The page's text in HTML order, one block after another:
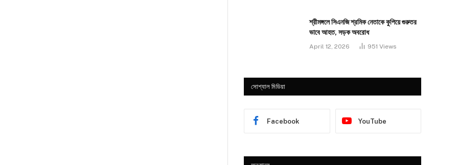
শ্রীমঙ্গলে সিএনজি শ্রমিক নেতাকে কুপিয়ে গুরুতর
ভাবে আহত, সড়ক অবরোধ
April 12, 2026 951 Views
সোশ্যাল মিডিয়া
Facebook YouTube